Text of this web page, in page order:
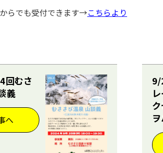
らでも受付できます→こちらより
回むさ
義
へ
9/